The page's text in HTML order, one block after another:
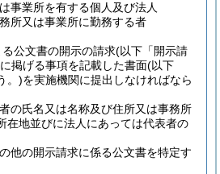
事業所を有する個人及び法人
所又は事業所に勤務する者
公文書の開示の請求(以下「開示請
掲げる事項を記載した書面(以下
。)を実施機関に提出しなければなら
の氏名又は名称及び住所又は事務所
在地並びに法人にあっては代表者の
他の開示請求に係る公文書を特定す